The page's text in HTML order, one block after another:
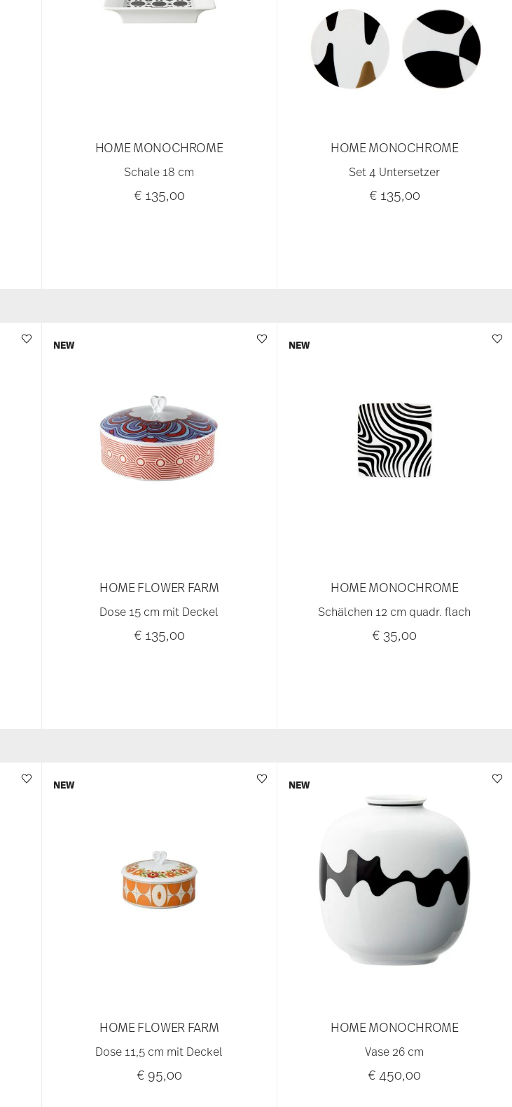
HOME MONOCHROME
Schale 18 cm
€ 135,00
HOME MONOCHROME
Set 4 Untersetzer
€ 135,00
HOME FLOWER FARM
Dose 15 cm mit Deckel
€ 135,00
NEW
HOME MONOCHROME
Schälchen 12 cm quadr. flach
€ 35,00
NEW
HOME FLOWER FARM
Dose 11,5 cm mit Deckel
€ 95,00
NEW
HOME MONOCHROME
Vase 26 cm
€ 450,00
NEW